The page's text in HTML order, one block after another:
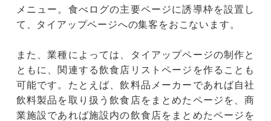
メニュー。食べログの主要ページに誘導枠を設置し
て、タイアップページへの集客をおこないます。
また、業種によっては、タイアップページの制作と
ともに、関連する飲食店リストページを作ることも
可能です。たとえば、飲料品メーカーであれば自社
飲料製品を取り扱う飲食店をまとめたページを、商
業施設であれば施設内の飲食店をまとめたページを